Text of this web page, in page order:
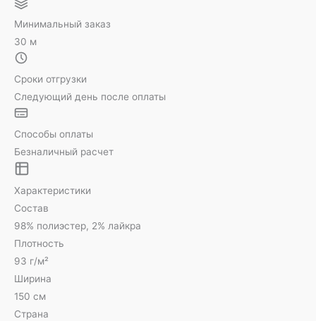
Минимальный заказ
30 м
Сроки отгрузки
Следующий день после оплаты
Способы оплаты
Безналичный расчет
Характеристики
Состав
98% полиэстер, 2% лайкра
Плотность
93 г/м²
Ширина
150 см
Страна